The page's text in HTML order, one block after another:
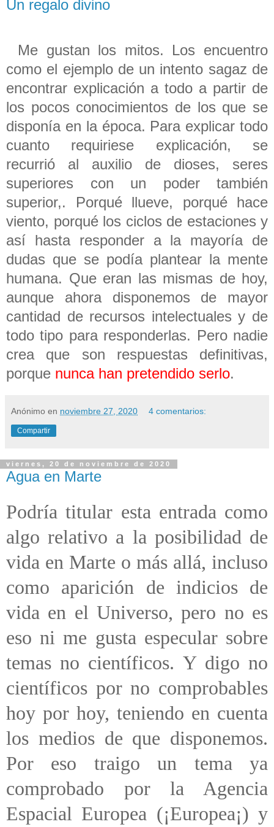
Un regalo divino
Me gustan los mitos. Los encuentro
como el ejemplo de un intento sagaz de
encontrar explicación a todo a partir de
los pocos conocimientos de los que se
disponía en la época. Para explicar todo
cuanto requiriese explicación, se
recurrió al auxilio de dioses, seres
superiores con un poder también
superior,. Porqué llueve, porqué hace
viento, porqué los ciclos de estaciones y
así hasta responder a la mayoría de
dudas que se podía plantear la mente
humana. Que eran las mismas de hoy,
aunque ahora disponemos de mayor
cantidad de recursos intelectuales y de
todo tipo para responderlas. Pero nadie
crea que son respuestas definitivas,
porque nunca han pretendido serlo.
Anónimo en noviembre 27, 2020 4 comentarios:
Compartir
viernes, 20 de noviembre de 2020
Agua en Marte
Podría titular esta entrada como
algo relativo a la posibilidad de
vida en Marte o más allá, incluso
como aparición de indicios de
vida en el Universo, pero no es
eso ni me gusta especular sobre
temas no científicos. Y digo no
científicos por no comprobables
hoy por hoy, teniendo en cuenta
los medios de que disponemos.
Por eso traigo un tema ya
comprobado por la Agencia
Espacial Europea (¡Europea¡) y